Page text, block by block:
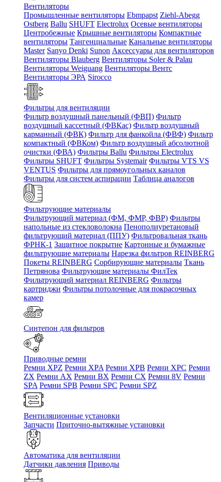
Вентиляторы
Промышленные вентиляторы Ebmpapst Ziehl-Abegg
Ostberg Ballu SHUFT Electrolux Осевые вентиляторы
Центробежные Крышные вентиляторы Компактные
вентиляторы Тангенциальные Канальные вентиляторы
Master Sanyo Denki Sunon Аксессуары для вентиляторов
Вентиляторы Blauberg Вентиляторы Soler & Palau
Вентиляторы Weiguang Вентиляторы Вентс
Вентиляторы ЭРА Sirocco
Фильтры для вентиляции
Фильтр воздушный панельный (ФВП) Фильтр
воздушный кассетный (ФВКас) Фильтр воздушный
карманный (ФВК) Фильтр для фанкойла (ФВФ) Фильтр
компактный (ФВКом) Фильтр воздушный абсолютной
очистки (ФВА) Фильтры Ballu Фильтры Electrolux
Фильтры SHUFT Фильтры Systemair Фильтры VTS VS
VENTUS Фильтры для прямоугольных каналов
Фильтры для систем аспирации Таблица аналогов
Фильтрующие материалы
Фильтрующий материал (ФМ, ФМР, ФВР) Фильтры
напольные из стекловолокна Пенополиуретановый
фильтрующий материал (ППУ) Фильтровальная ткань
ФРНК-1 Защитное покрытие Картонные и бумажные
фильтрующие материалы Нарезка фильтров REINBERG
Покеты REINBERG Сорбирующие материалы Ткань
Петрянова Фильтрующие материалы ФилТек
Фильтрующий материал REINBERG Фильтры
картриджи Фильтры потолочные для покрасочных
камер
Синтепон для фильтров
Приводные ремни
Ремни XPZ Ремни XPA Ремни XPB Ремни XPC Ремни
ZX Ремни AX Ремни BX Ремни CX Ремни 8V Ремни
SPA Ремни SPB Ремни SPC Ремни SPZ
Вентиляционные установки
Запчасти Приточно-вытяжные установки
Автоматика для вентиляции
Датчики давления Приводы